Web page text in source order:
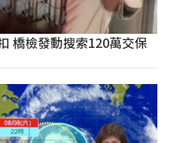
橋檢發動搜索120萬交保